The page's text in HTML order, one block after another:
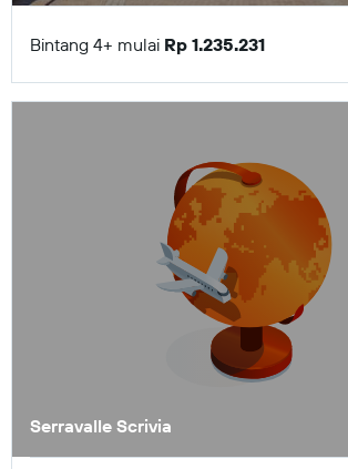
Bintang 4+ mulai Rp 1.235.231
Serravalle Scrivia